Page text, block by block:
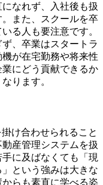
なれず、入社後も扱
また、スクールを卒
る人も要注意です。
、卒業はスタートラ
が在宅勤務や将来性
にどう貢献できるか
ります。
け合わせられること
産管理システムを扱
に及ばなくても「現
という強みは大きな
らも素直に学べる姿